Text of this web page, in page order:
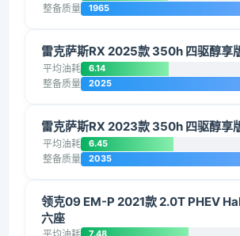
整备质量 1965
雷克萨斯RX 2025款 350h 四驱醇享
平均油耗 6.14
整备质量 2025
雷克萨斯RX 2023款 350h 四驱醇享
平均油耗 6.45
整备质量 2035
领克09 EM-P 2021款 2.0T PHEV
六座
7.48